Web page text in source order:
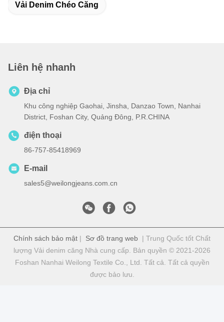
Vải Denim Chéo Căng
Liên hệ nhanh
Địa chỉ
Khu công nghiệp Gaohai, Jinsha, Danzao Town, Nanhai
District, Foshan City, Quảng Đông, P.R.CHINA
điện thoại
86-757-85418969
E-mail
sales5@weilongjeans.com.cn
Chính sách bảo mật | Sơ đồ trang web | Trung Quốc tốt Chất
lượng Vải denim căng Nhà cung cấp. Bản quyền © 2021-2026
Foshan Nanhai Weilong Textile Co., Ltd. Tất cả. Tất cả quyền
được bảo lưu.